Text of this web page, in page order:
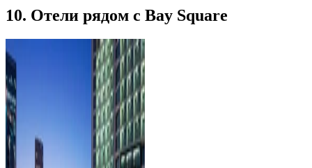
10. Отели рядом с Bay Square